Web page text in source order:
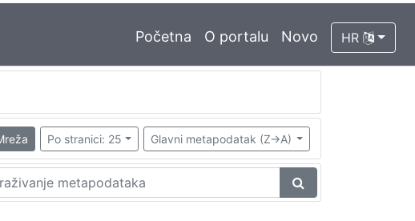
Početna O portalu Novo HR
Po stranici: 25 Glavni metapodatak (Z->A)